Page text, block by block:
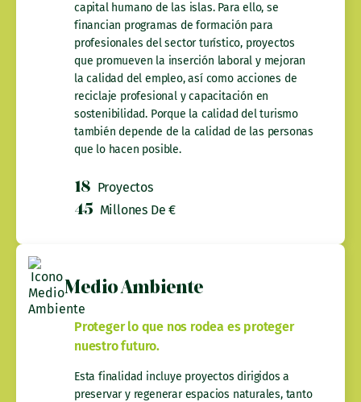
capital humano de las islas. Para ello, se
financian programas de formación para
profesionales del sector turístico, proyectos
que promueven la inserción laboral y mejoran
la calidad del empleo, así como acciones de
reciclaje profesional y capacitación en
sostenibilidad. Porque la calidad del turismo
también depende de la calidad de las personas
que lo hacen posible.
18 Proyectos
45 Millones De €
Medio Ambiente
Proteger lo que nos rodea es proteger
nuestro futuro.
Esta finalidad incluye proyectos dirigidos a
preservar y regenerar espacios naturales, tanto